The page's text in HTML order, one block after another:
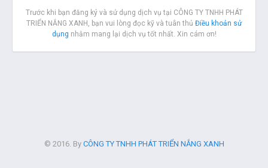
Trước khi bạn đăng ký và sử dụng dịch vụ tại CÔNG TY TNHH PHÁT
TRIỂN NẮNG XANH, bạn vui lòng đọc kỹ và tuân thủ Điều khoản sử
dụng nhằm mang lại dịch vụ tốt nhất. Xin cám ơn!
© 2016. By CÔNG TY TNHH PHÁT TRIỂN NẮNG XANH